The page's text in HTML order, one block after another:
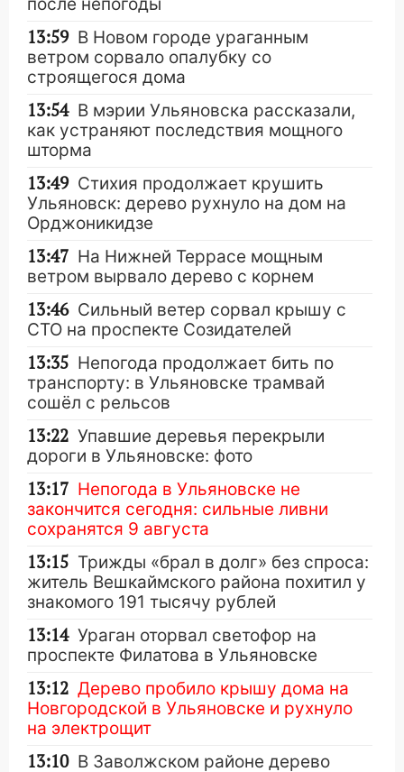
13:59 В Новом городе ураганным
ветром сорвало опалубку со
строящегося дома
13:54 В мэрии Ульяновска рассказали,
как устраняют последствия мощного
шторма
13:49 Стихия продолжает крушить
Ульяновск: дерево рухнуло на дом на
Орджоникидзе
13:47 На Нижней Террасе мощным
ветром вырвало дерево с корнем
13:46 Сильный ветер сорвал крышу с
СТО на проспекте Созидателей
13:35 Непогода продолжает бить по
транспорту: в Ульяновске трамвай
сошёл с рельсов
13:22 Упавшие деревья перекрыли
дороги в Ульяновске: фото
13:17 Непогода в Ульяновске не
закончится сегодня: сильные ливни
сохранятся 9 августа
13:15 Трижды «брал в долг» без спроса:
житель Вешкаймского района похитил у
знакомого 191 тысячу рублей
13:14 Ураган оторвал светофор на
проспекте Филатова в Ульяновске
13:12 Дерево пробило крышу дома на
Новгородской в Ульяновске и рухнуло
на электрощит
13:10 В Заволжском районе дерево